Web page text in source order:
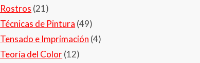
Rostros (21)
Técnicas de Pintura (49)
Tensado e Imprimación (4)
Teoría del Color(12)